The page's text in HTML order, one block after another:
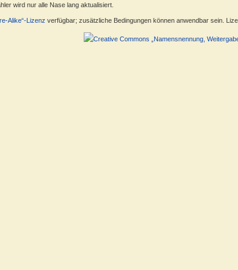
wird nur alle Nase lang aktualisiert.
Alike“-Lizenz verfügbar; zusätzliche Bedingungen können anwendbar sein.